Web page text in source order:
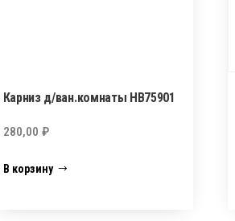
Карниз д/ван.комнаты НВ75901
280,00 ₽
В корзину